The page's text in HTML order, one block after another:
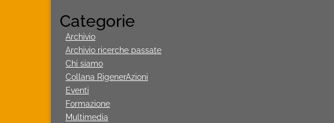
Categorie
Archivio
Archivio ricerche passate
Chi siamo
Collana RigenerAzioni
Eventi
Formazione
Multimedia